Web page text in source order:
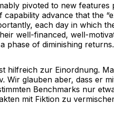
pivoted to new features
advance that the
each day in which
well-financed, well-
phase of diminishing returns.
hilfreich zur Einordnung.
Wir glauben aber, dass er
Benchmarks nur
mit Fiktion zu